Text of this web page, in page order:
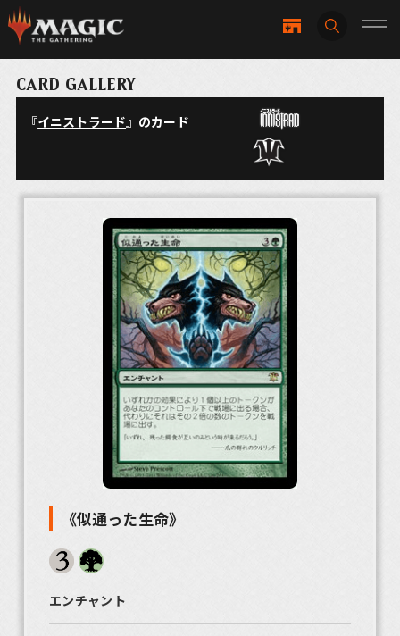
CARD GALLERY
『イニストラード』のカード
《似通った生命》
エンチャント